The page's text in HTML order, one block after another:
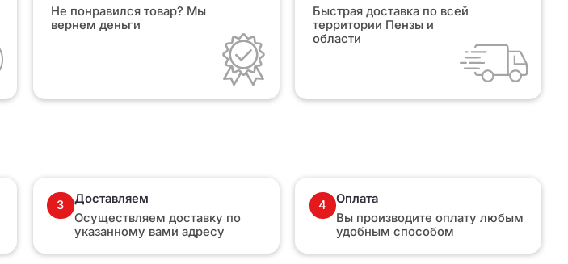
Не понравился товар? Мы
вернем деньги
Быстрая доставка по всей
территории Пензы и
области
3
Доставляем
Осуществляем доставку по
указанному вами адресу
4
Оплата
Вы производите оплату любым
удобным способом